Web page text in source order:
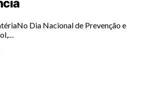
Dia Nacional de Prevenção e